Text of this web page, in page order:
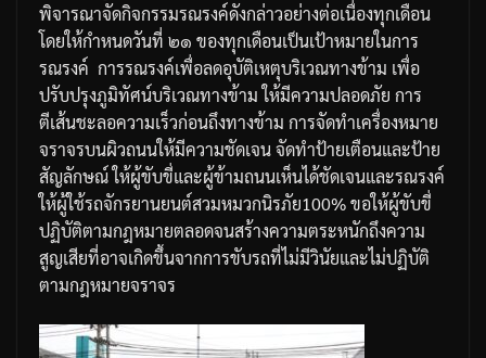
พิจารณาจัดกิจกรรมรณรงค์ดังกล่าวอย่างต่อเนื่องทุกเดือน
โดยให้กำหนดวันที่ ๒๑ ของทุกเดือนเป็นเป้าหมายในการ
รณรงค์ การรณรงค์เพื่อลดอุบัติเหตุบริเวณทางข้าม เพื่อ
ปรับปรุงภูมิทัศน์บริเวณทางข้าม ให้มีความปลอดภัย การ
ตีเส้นชะลอความเร็วก่อนถึงทางข้าม การจัดทำเครื่องหมาย
จราจรบนผิวถนนให้มีความชัดเจนจัดทำป้ายเตือนและป้าย
สัญลักษณ์ให้ผู้ขับขี่และผู้ข้ามถนนเห็นได้ชัดเจนและรณรงค์
ให้ผู้ใช้รถจักรยานยนต์สวมหมวกนิรภัย100%ขอให้ผู้ขับขี่
ปฏิบัติตามกฎหมายตลอดจนสร้างความตระหนักถึงความ
สูญเสียที่อาจเกิดขึ้นจากการขับรถที่ไม่มีวินัยและไม่ปฏิบัติ
ตามกฎหมายจราจร